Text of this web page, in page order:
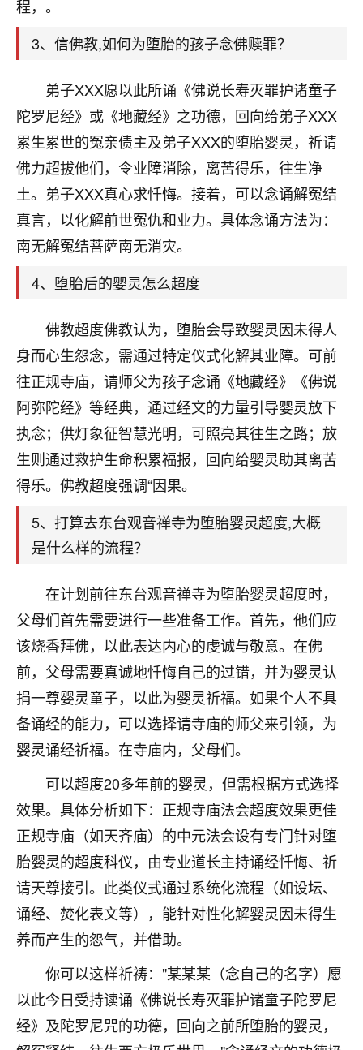
程，。
3、信佛教,如何为堕胎的孩子念佛赎罪？
弟子XXX愿以此所诵《佛说长寿灭罪护诸童子
陀罗尼经》或《地藏经》之功德，回向给弟子XXX
累生累世的冤亲债主及弟子XXX的堕胎婴灵，祈请
佛力超拔他们，令业障消除，离苦得乐，往生净
土。弟子XXX真心求忏悔。接着，可以念诵解冤结
真言，以化解前世冤仇和业力。具体念诵方法为：
南无解冤结菩萨南无消灾。
4、堕胎后的婴灵怎么超度
佛教超度佛教认为，堕胎会导致婴灵因未得人
身而心生怨念，需通过特定仪式化解其业障。可前
往正规寺庙，请师父为孩子念诵《地藏经》《佛说
阿弥陀经》等经典，通过经文的力量引导婴灵放下
执念；供灯象征智慧光明，可照亮其往生之路；放
生则通过救护生命积累福报，回向给婴灵助其离苦
得乐。佛教超度强调“因果。
5、打算去东台观音禅寺为堕胎婴灵超度,大概
是什么样的流程？
在计划前往东台观音禅寺为堕胎婴灵超度时，
父母们首先需要进行一些准备工作。首先，他们应
该烧香拜佛，以此表达内心的虔诚与敬意。在佛
前，父母需要真诚地忏悔自己的过错，并为婴灵认
捐一尊婴灵童子，以此为婴灵祈福。如果个人不具
备诵经的能力，可以选择请寺庙的师父来引领，为
婴灵诵经祈福。在寺庙内，父母们。
可以超度20多年前的婴灵，但需根据方式选择
效果。具体分析如下：正规寺庙法会超度效果更佳
正规寺庙（如天齐庙）的中元法会设有专门针对堕
胎婴灵的超度科仪，由专业道长主持诵经忏悔、祈
请天尊接引。此类仪式通过系统化流程（如设坛、
诵经、焚化表文等），能针对性化解婴灵因未得生
养而产生的怨气，并借助。
你可以这样祈祷："某某某（念自己的名字）愿
以此今日受持读诵《佛说长寿灭罪护诸童子陀罗尼
经》及陀罗尼咒的功德，回向之前所堕胎的婴灵，
17分钟前 来自湖北
心若莲花
我是做餐饮的，这两年，生意屡屡受挫，店开一家关
一家，要么生意不好，生意好的就出事。前些年攒的
家底快败光了，真是倒霉！我也想找人看看到底怎么
回事？
鹿森：你可以找老师看看，人有时不服命不行
啊！
太阳当空赵：我也做餐饮的，生意不算大，但
是我从找店开始都是找慧来老师跟进的，选
址、风水、还有开业日子，哪哪都看了，虽然
大环境不好，但是我家生意还可以，前几天又
2小时前 来自海南 18
梦醒时分
我女儿高二叛逆，大半年不上学，一说她就要死要活
的，把我们两口子愁的不行，朋友给我推荐的慧来老
师，一开始我是病急乱投医，这半年来，法事一个个
做完，我女儿跟变了个人一样，不期望她能考多好的
大学，只要能安安稳稳的把书读了，身体心理都健健
鹿森：可怜天下父母心啊！
付深
我是公司人事调整，有升迁机会，但同时竞争的我们
三个，找老师的时候是抱着侥幸心理，没想到老师看
着我晋升有望，我半信半疑的按照老师建议，做了化
太岁还有一个发钱粮，本来年前的人事调整，拖到年
后，我以为都没戏了，结果开年一上班，开会提拔升
职第一个就是我，职务无所谓，主要是底薪加了
3000，非常开心，无论如何，感恩感谢！🙏🏻
鹿森：恭喜升职加薪！！，请客吗？�
12小时前 来自北京
心心相印
我身体不太好，总是病病殃殃的，去检查又没什么大
问题，反正就是不舒服。中医西医看遍了，找不到问
题，后来无意中看到有人推荐慧来老师，跟老师聊过
之后，心情豁然开朗，也听老师建议，处理了一些因
果问题。今年以来，身体比以前好多，主要是心情好
了，老师说境随心转，现在深有体会了。
鹿森 ：是的，其实跟老师聊过之后，最大的感
触，首先就是心态会变好，万般皆是命，半点